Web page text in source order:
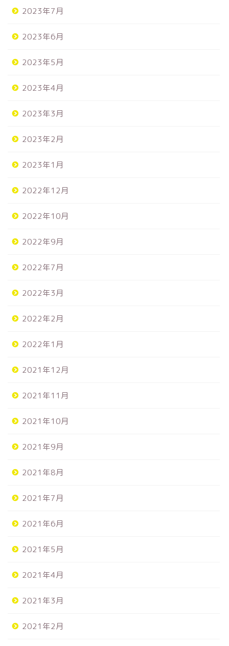
2023年7月
2023年6月
2023年5月
2023年4月
2023年3月
2023年2月
2023年1月
2022年12月
2022年10月
2022年9月
2022年7月
2022年3月
2022年2月
2022年1月
2021年12月
2021年11月
2021年10月
2021年9月
2021年8月
2021年7月
2021年6月
2021年5月
2021年4月
2021年3月
2021年2月